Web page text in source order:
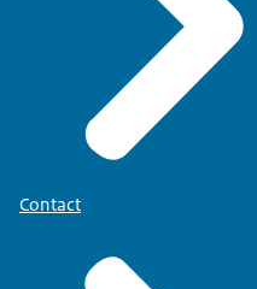
Contact